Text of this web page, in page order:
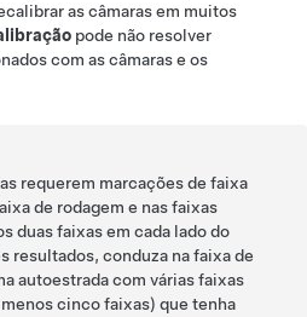
as câmaras em muitos
pode não resolver
com as câmaras e os
requerem marcações de faixa
de rodagem e nas faixas
duas faixas em cada lado do
resultados, conduza na faixa de
autoestrada com várias faixas
cinco faixas) que tenha